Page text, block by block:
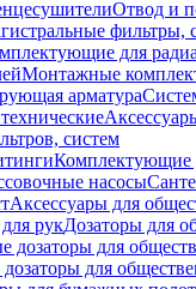
Отвод и
фильтры,
для
Монтажные
арматура
систем
Комплектующие
насосы
Аксессуары для
рукДозаторы для
дозаторы для
для